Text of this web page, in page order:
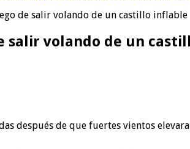
de salir volando de un castillo inflable
salir volando de un
después de que fuertes vientos